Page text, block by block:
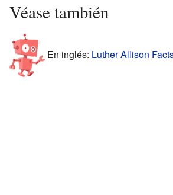
Véase también
En inglés: Luther Allison